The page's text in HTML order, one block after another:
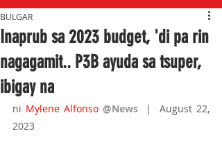
Inaprub sa 2023 budget, 'di pa rin
nagagamit.. P3B ayuda sa tsuper,
ibigay na
BULGAR
ni Mylene Alfonso @News
|  August 22,
2023